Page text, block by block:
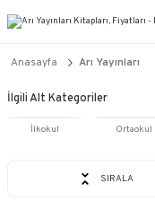
Anasayfa Arı Yayınları
İlgili Alt Kategoriler
İlkokul Ortaokul
SIRALA